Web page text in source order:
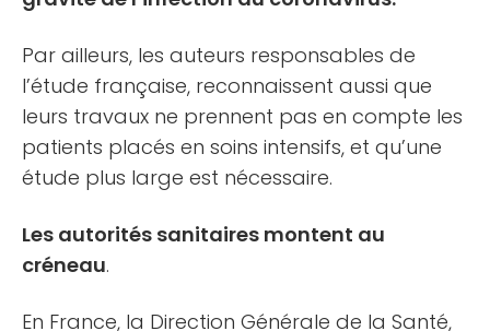
Par ailleurs, les auteurs responsables de
l’étude française, reconnaissent aussi que
leurs travaux ne prennent pas en compte les
patients placés en soins intensifs, et qu’une
étude plus large est nécessaire.
Les autorités sanitaires montent au
créneau.
En France, la Direction Générale de la Santé,